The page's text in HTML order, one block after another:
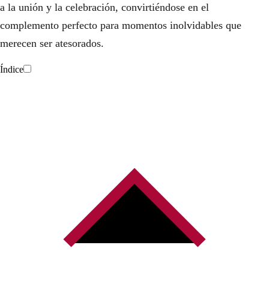
a la unión y la celebración, convirtiéndose en el
complemento perfecto para momentos inolvidables que
merecen ser atesorados.
Índice